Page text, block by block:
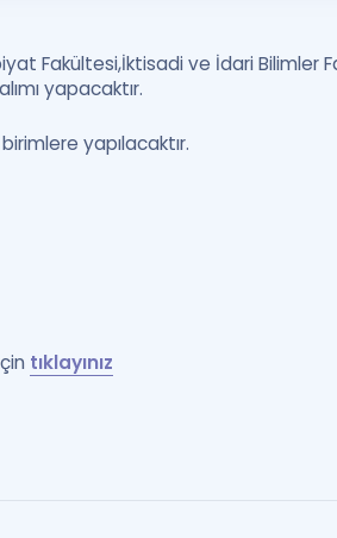
Fakültesi,İktisadi ve İdari Bilimler
yapacaktır.
yapılacaktır.
tıklayınız